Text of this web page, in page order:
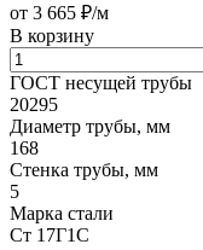
от 3 665 ₽/м
В корзину
ГОСТ несущей трубы
20295
Диаметр трубы, мм
168
Стенка трубы, мм
5
Марка стали
Ст 17Г1С